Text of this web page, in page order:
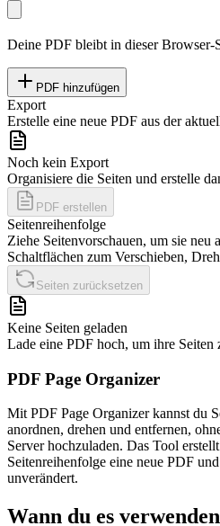
Deine PDF bleibt in dieser Browser-
PDF hinzufügen
Export
Erstelle eine neue PDF aus der
Noch kein Export
Organisiere die Seiten und erstelle
PDF erstellen
Seitenreihenfolge
Ziehe Seitenvorschauen, um sie neu
Schaltflächen zum Verschieben,
Seiten zurücksetzen
Keine Seiten geladen
Lade eine PDF hoch, um ihre Seiten
PDF Page Organizer
Mit PDF Page Organizer kannst du
anordnen, drehen und entfernen,
Server hochzuladen. Das Tool
Seitenreihenfolge eine neue PDF
unverändert.
Wann du es